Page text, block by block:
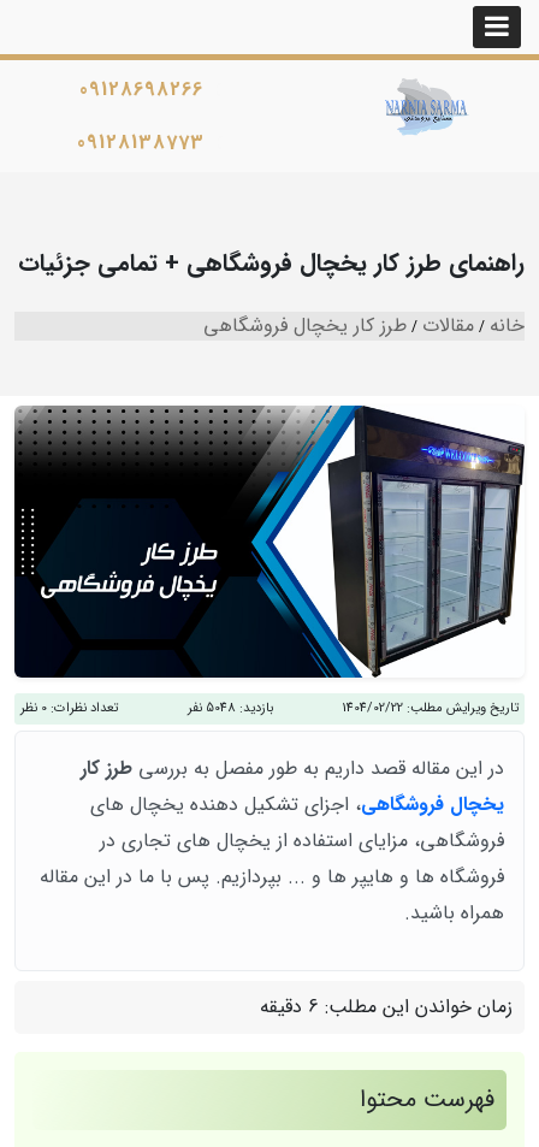
09128698266
09128138773
راهنمای طرز کار یخچال فروشگاهی + تمامی جزئیات
خانه مقالات طرز کار یخچال فروشگاهی
تاریخ ویرایش مطلب: 1404/02/22 بازدید: 5048 نفر تعداد نظرات: 0 نظر
در این مقاله قصد داریم به طور مفصل به بررسی طرز کار
یخچال فروشگاهی، اجزای تشکیل دهنده یخچال های
فروشگاهی، مزایای استفاده از یخچال های تجاری در
فروشگاه ها و هایپر ها و ... بپردازیم. پس با ما در این مقاله
همراه باشید.
زمان خواندن این مطلب: 6 دقیقه
فهرست محتوا